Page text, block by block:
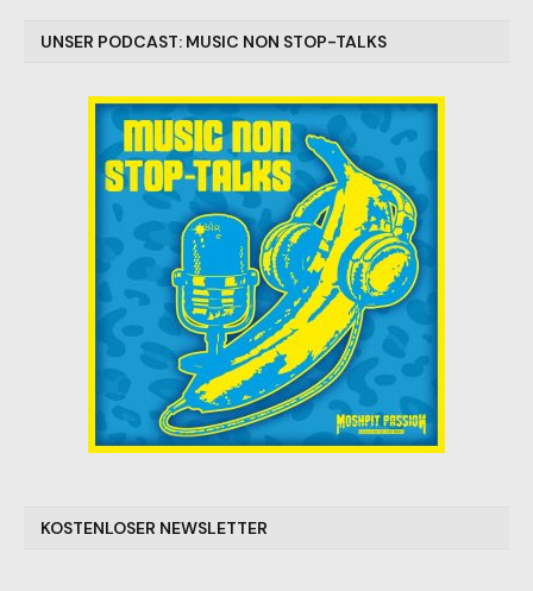
UNSER PODCAST: MUSIC NON STOP-TALKS
KOSTENLOSER NEWSLETTER